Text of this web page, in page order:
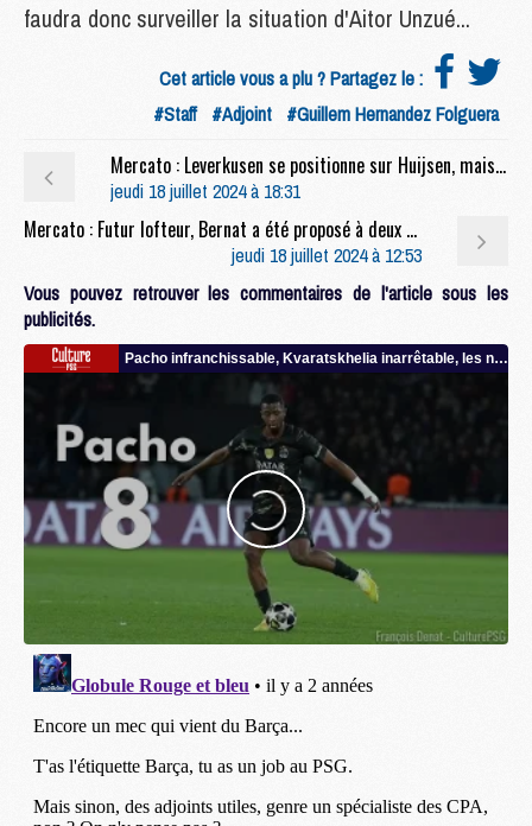
faudra donc surveiller la situation d'Aitor Unzué...
Cet article vous a plu ? Partagez le :
#Staff #Adjoint #Guillem Hernandez Folguera
Mercato : Leverkusen se positionne sur Huijsen, mais vise aussi un autre défenseur
jeudi 18 juillet 2024 à 18:31
Mercato : Futur lofteur, Bernat a été proposé à deux clubs
jeudi 18 juillet 2024 à 12:53
Vous pouvez retrouver les commentaires de l'article sous les
publicités.